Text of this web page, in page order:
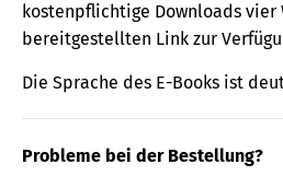
kostenpflichtige Downloads vier
bereitgestellten Link zur
Die Sprache des E-Books ist
Probleme bei der Bestellung?